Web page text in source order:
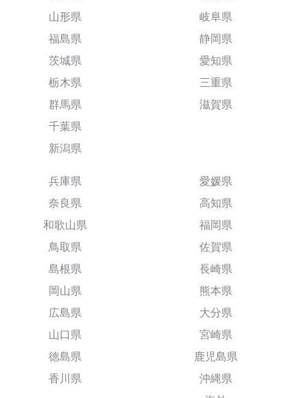
山形県
福島県
茨城県
栃木県
群馬県
千葉県
新潟県
岐阜県
静岡県
愛知県
三重県
滋賀県
兵庫県
奈良県
和歌山県
鳥取県
島根県
岡山県
広島県
山口県
徳島県
香川県
愛媛県
高知県
福岡県
佐賀県
長崎県
熊本県
大分県
宮崎県
鹿児島県
沖縄県